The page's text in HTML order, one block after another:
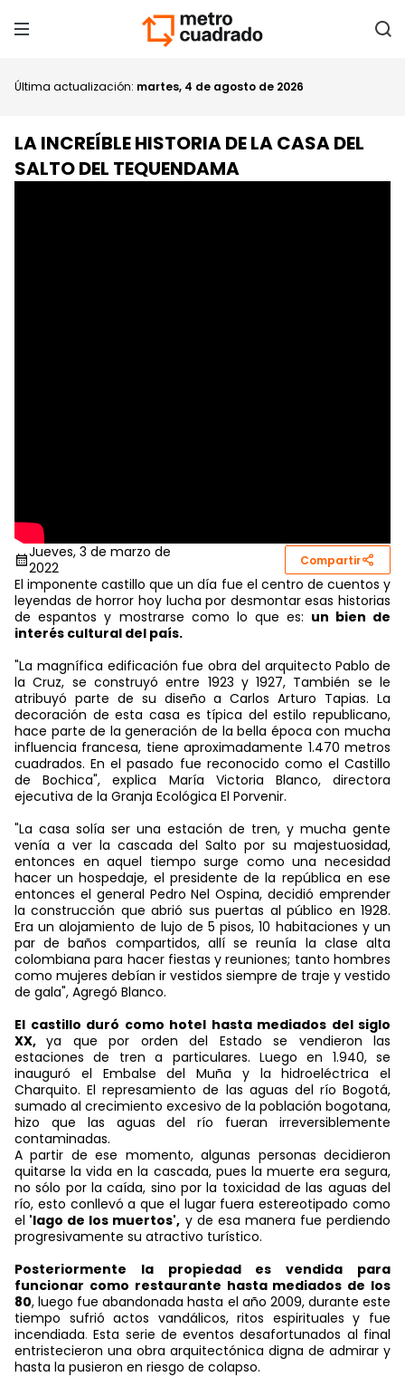
Última actualización: martes, 4 de agosto de 2026
LA INCREÍBLE HISTORIA DE LA CASA DEL
SALTO DEL TEQUENDAMA
Jueves, 3 de marzo de
2022
Compartir
El imponente castillo que un día fue el centro de cuentos y
leyendas de horror hoy lucha por desmontar esas historias
de espantos y mostrarse como lo que es: un bien de
interés cultural del país.
"La magnífica edificación fue obra del arquitecto Pablo de
la Cruz, se construyó entre 1923 y 1927, También se le
atribuyó parte de su diseño a Carlos Arturo Tapias. La
decoración de esta casa es típica del estilo republicano,
hace parte de la generación de la bella época con mucha
influencia francesa, tiene aproximadamente 1.470 metros
cuadrados. En el pasado fue reconocido como el Castillo
de Bochica", explica María Victoria Blanco, directora
ejecutiva de la Granja Ecológica El Porvenir.
"La casa solía ser una estación de tren, y mucha gente
venía a ver la cascada del Salto por su majestuosidad,
entonces en aquel tiempo surge como una necesidad
hacer un hospedaje, el presidente de la república en ese
entonces el general Pedro Nel Ospina, decidió emprender
la construcción que abrió sus puertas al público en 1928.
Era un alojamiento de lujo de 5 pisos, 10 habitaciones y un
par de baños compartidos, allí se reunía la clase alta
colombiana para hacer fiestas y reuniones; tanto hombres
como mujeres debían ir vestidos siempre de traje y vestido
de gala", Agregó Blanco.
El castillo duró como hotel hasta mediados del siglo
XX,ya que por orden del Estado se vendieron las
estaciones de tren a particulares. Luego en 1.940, se
inauguró el Embalse del Muña y la hidroeléctrica el
Charquito. El represamiento de las aguas del río Bogotá,
sumado al crecimiento excesivo de la población bogotana,
hizo que las aguas del río fueran irreversiblemente
contaminadas.
A partir de ese momento, algunas personas decidieron
quitarse la vida en la cascada, pues la muerte era segura,
no sólo por la caída, sino por la toxicidad de las aguas del
río, esto conllevó a que el lugar fuera estereotipado como
el 'lago de los muertos', y de esa manera fue perdiendo
progresivamente su atractivo turístico.
Posteriormente la propiedad es vendida para
funcionar como restaurante hasta mediados de los
80, luego fue abandonada hasta el año 2009, durante este
tiempo sufrió actos vandálicos, ritos espirituales y fue
incendiada. Esta serie de eventos desafortunados al final
entristecieron una obra arquitectónica digna de admirar y
hasta la pusieron en riesgo de colapso.